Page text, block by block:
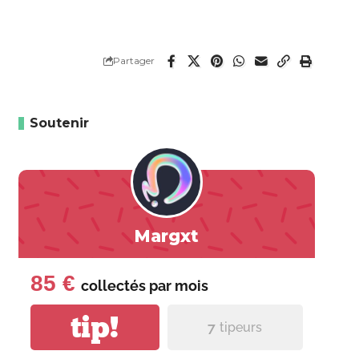
Partager
Soutenir
Margxt
85 € collectés par mois
tip! 7 tipeurs